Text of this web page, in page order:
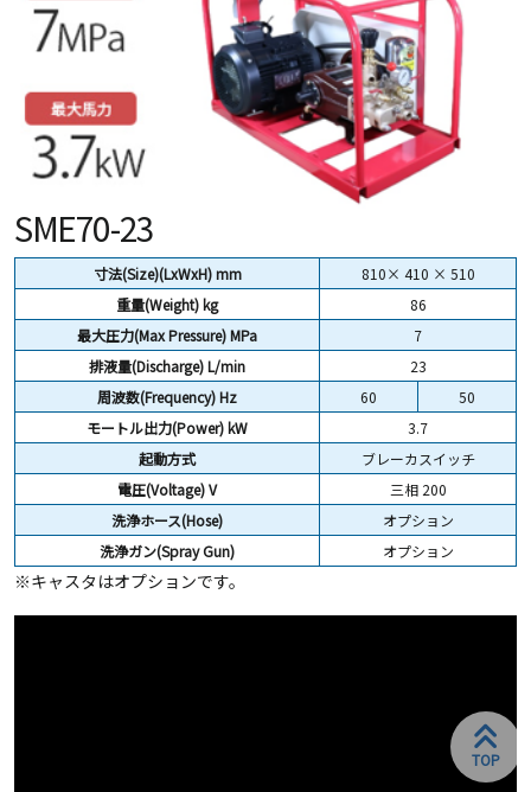
SME70-23
寸法(Size)(LxWxH) mm
810× 410 × 510
重量(Weight) kg
86
最大圧力(Max Pressure) MPa
7
排液量(Discharge) L/min
23
周波数(Frequency) Hz
60
50
モートル出力(Power) kW
3.7
起動方式
ブレーカスイッチ
電圧(Voltage) V
三相 200
洗浄ホース(Hose)
オプション
洗浄ガン(Spray Gun)
オプション
※キャスタはオプションです。